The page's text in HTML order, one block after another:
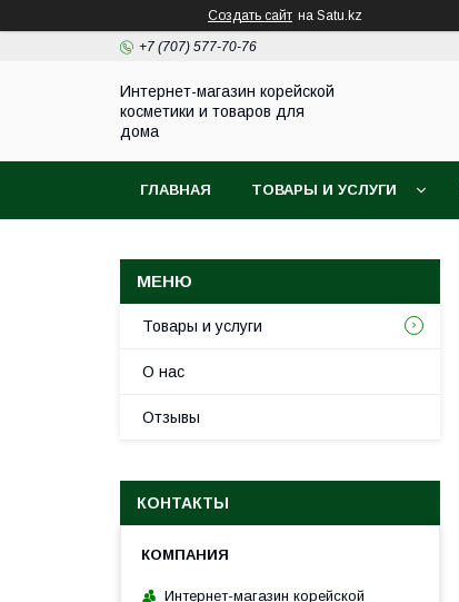
Создать сайт на Satu.kz
+7 (707) 577-70-76
Интернет-магазин корейской
косметики и товаров для
дома
ГЛАВНАЯ ТОВАРЫ И УСЛУГИ
Товары и услуги
О нас
Отзывы
КОНТАКТЫ
Интернет-магазин корейской